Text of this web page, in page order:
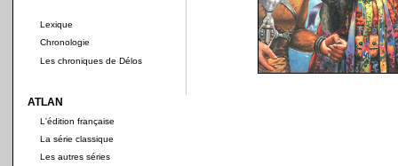
Lexique
Chronologie
Les chroniques de Délos
ATLAN
L'édition française
La série classique
Les autres séries